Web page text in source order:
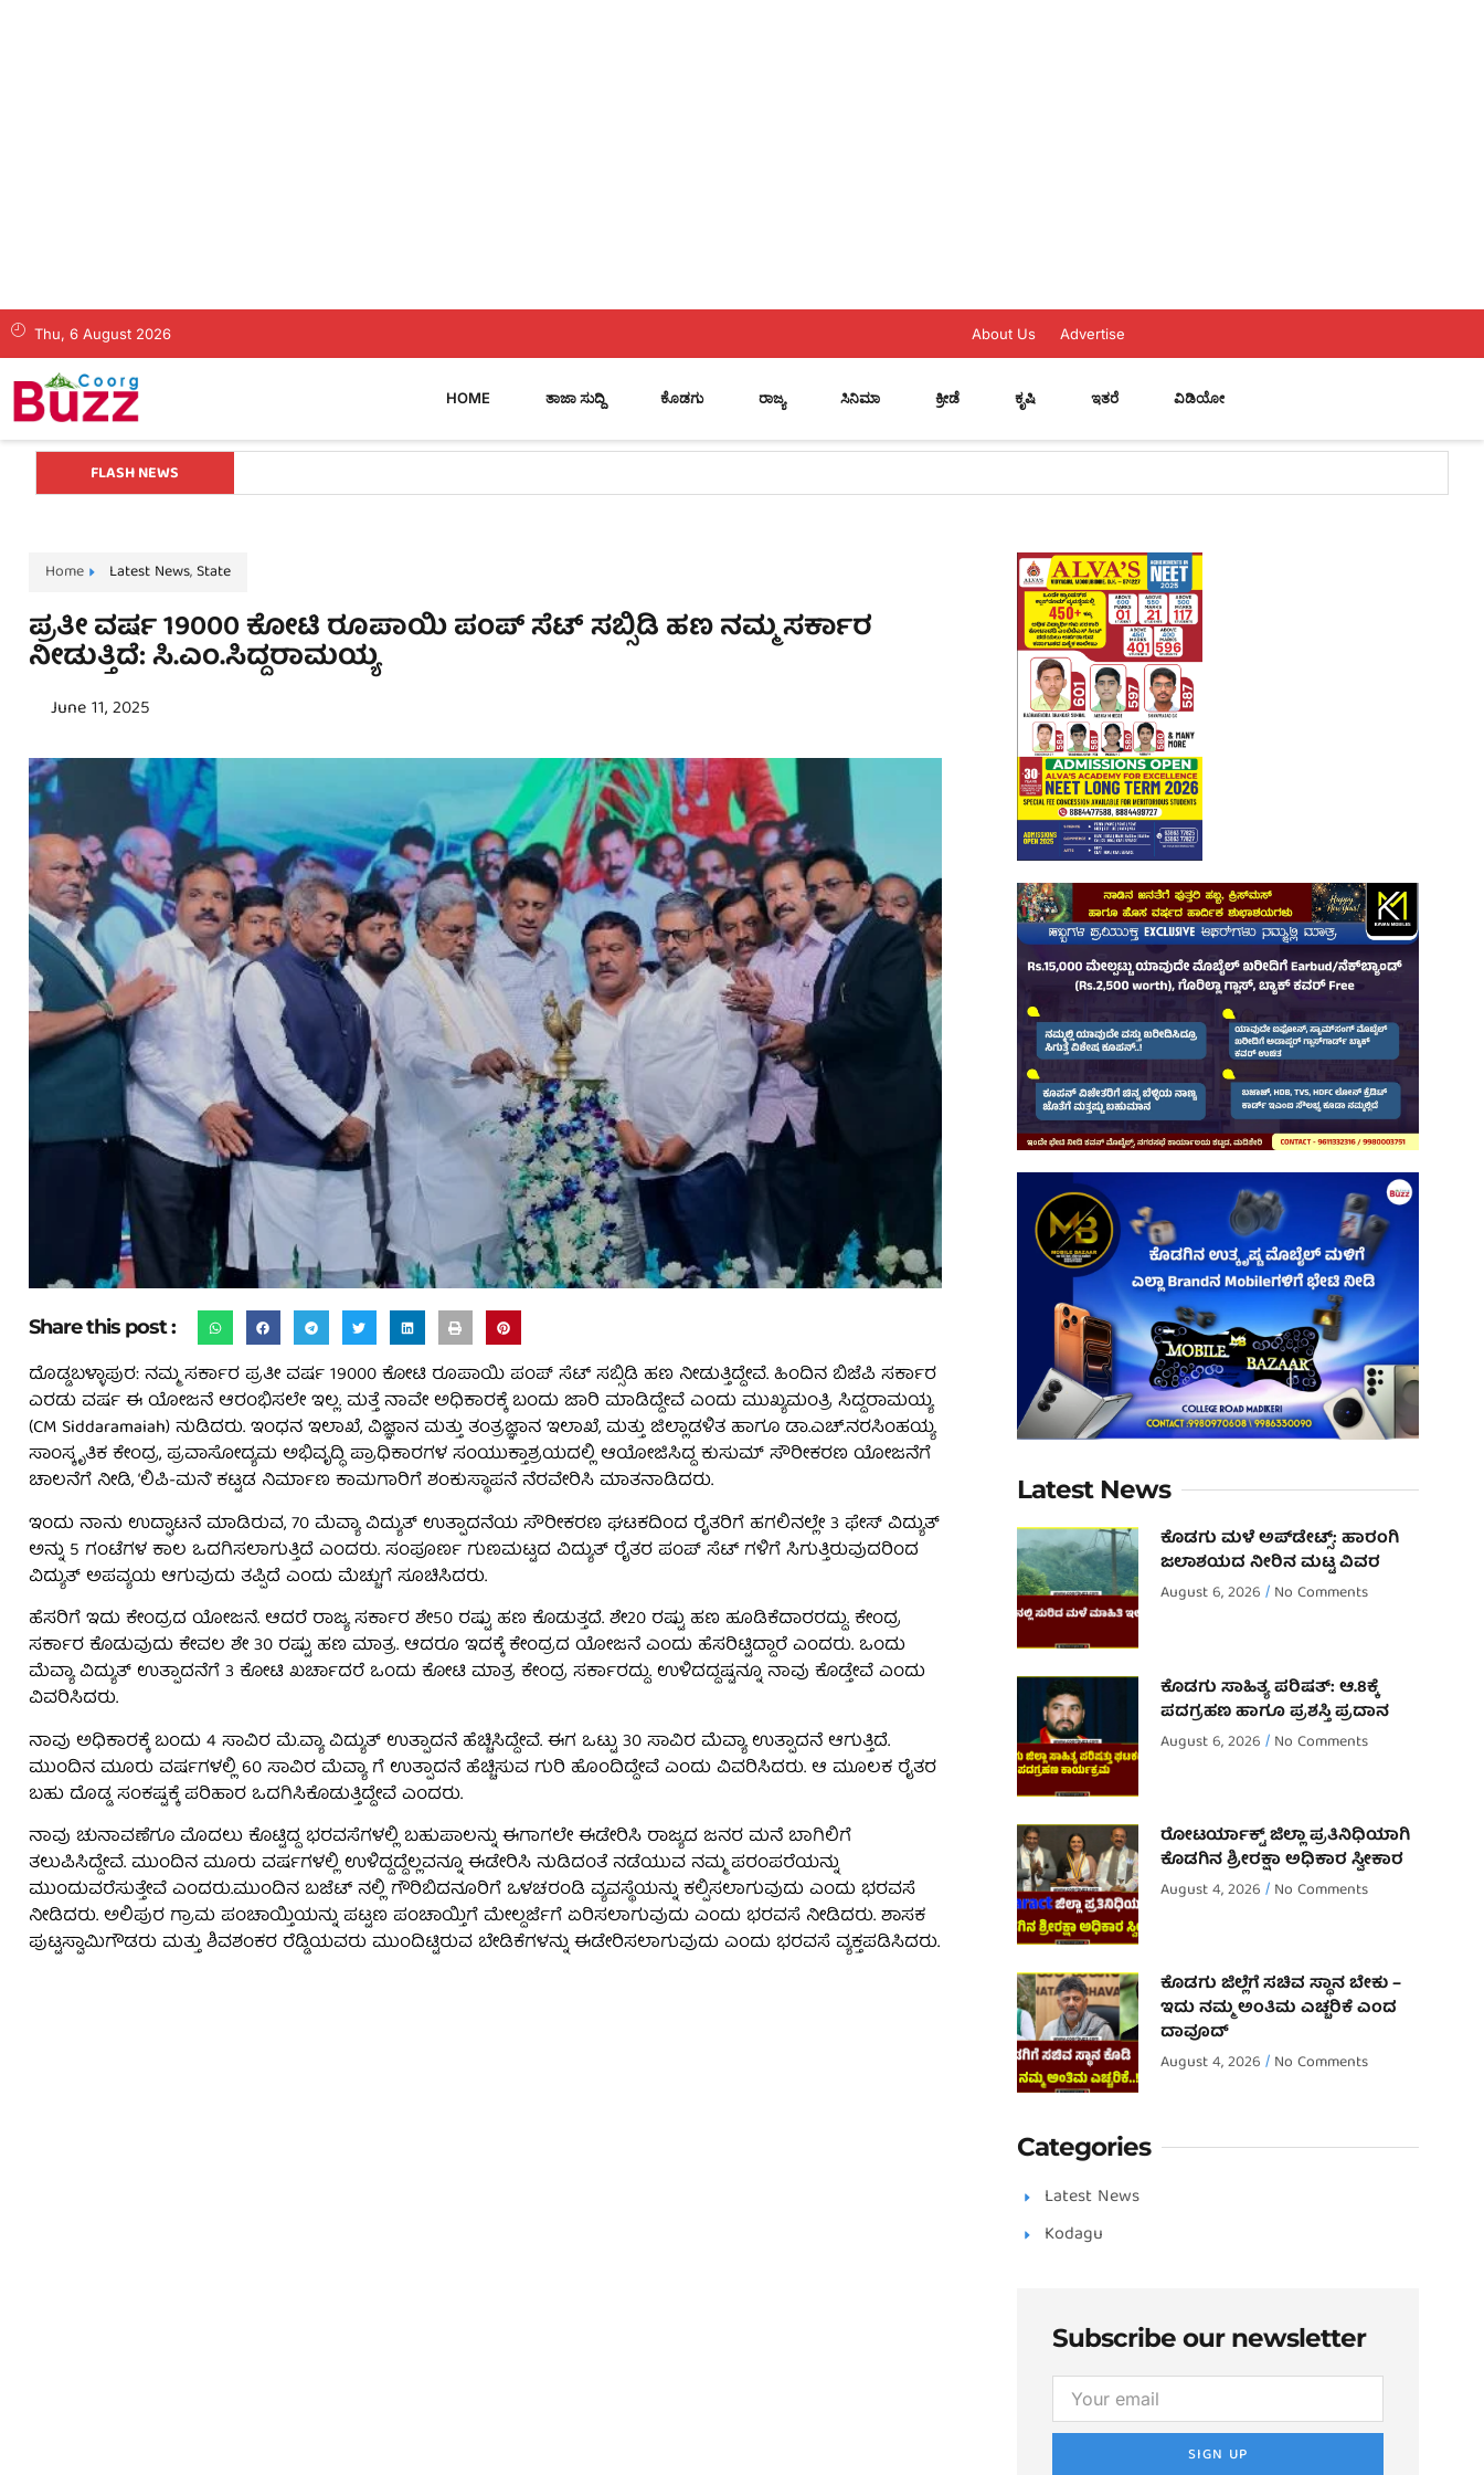
Thu, 6 August 2026 About Us Advertise
HOME ತಾಜಾ ಸುದ್ದಿ ಕೊಡಗು ರಾಜ್ಯ ಸಿನಿಮಾ ಕ್ರೀಡೆ ಕೃಷಿ ಇತರೆ ವಿಡಿಯೋ
FLASH NEWS
Home Latest News,State
ಪ್ರತೀ ವರ್ಷ 19000 ಕೋಟಿ ರೂಪಾಯಿ ಪಂಪ್ ಸೆಟ್ ಸಬ್ಸಿಡಿ ಹಣ ನಮ್ಮ‌ ಸರ್ಕಾರ
ನೀಡುತ್ತಿದೆ: ಸಿ.ಎಂ.ಸಿದ್ದರಾಮಯ್ಯ
June 11, 2025
Share this post :
ದೊಡ್ಡಬಳ್ಳಾಪುರ: ನಮ್ಮ ಸರ್ಕಾರ ಪ್ರತೀ ವರ್ಷ 19000 ಕೋಟಿ ರೂಪಾಯಿ ಪಂಪ್ ಸೆಟ್ ಸಬ್ಸಿಡಿ ಹಣ ನೀಡುತ್ತಿದ್ದೇವೆ. ಹಿಂದಿನ ಬಿಜೆಪಿ ಸರ್ಕಾರ
ಎರಡು ವರ್ಷ ಈ ಯೋಜನೆ ಆರಂಭಿಸಲೇ ಇಲ್ಲ. ಮತ್ತೆ ನಾವೇ ಅಧಿಕಾರಕ್ಕೆ ಬಂದು ಜಾರಿ ಮಾಡಿದ್ದೇವೆ ಎಂದು ಮುಖ್ಯಮಂತ್ರಿ ಸಿದ್ದರಾಮಯ್ಯ
(CM Siddaramaiah) ನುಡಿದರು. ಇಂಧನ ಇಲಾಖೆ, ವಿಜ್ಞಾನ ಮತ್ತು ತಂತ್ರಜ್ಞಾನ ಇಲಾಖೆ, ಮತ್ತು ಜಿಲ್ಲಾಡಳಿತ ಹಾಗೂ ಡಾ.ಎಚ್.ನರಸಿಂಹಯ್ಯ
ಸಾಂಸ್ಕೃತಿಕ ಕೇಂದ್ರ, ಪ್ರವಾಸೋದ್ಯಮ ಅಭಿವೃದ್ಧಿ ಪ್ರಾಧಿಕಾರಗಳ ಸಂಯುಕ್ತಾಶ್ರಯದಲ್ಲಿ ಆಯೋಜಿಸಿದ್ದ ಕುಸುಮ್ ಸೌರೀಕರಣ ಯೋಜನೆಗೆ
ಚಾಲನೆಗೆ ನೀಡಿ, ‘ಲಿಪಿ-ಮನೆ’ ಕಟ್ಟಡ ನಿರ್ಮಾಣ ಕಾಮಗಾರಿಗೆ ಶಂಕುಸ್ಥಾಪನೆ ನೆರವೇರಿಸಿ ಮಾತನಾಡಿದರು.
ಇಂದು ನಾನು ಉದ್ಘಾಟನೆ ಮಾಡಿರುವ, 70 ಮೆವ್ಯಾ ವಿದ್ಯುತ್ ಉತ್ಪಾದನೆಯ ಸೌರೀಕರಣ ಘಟಕದಿಂದ ರೈತರಿಗೆ ಹಗಲಿನಲ್ಲೇ 3 ಫೇಸ್ ವಿದ್ಯುತ್
ಅನ್ನು 5 ಗಂಟೆಗಳ ಕಾಲ ಒದಗಿಸಲಾಗುತ್ತಿದೆ ಎಂದರು. ಸಂಪೂರ್ಣ ಗುಣಮಟ್ಟದ ವಿದ್ಯುತ್ ರೈತರ ಪಂಪ್ ಸೆಟ್ ಗಳಿಗೆ ಸಿಗುತ್ತಿರುವುದರಿಂದ
ವಿದ್ಯುತ್ ಅಪವ್ಯಯ ಆಗುವುದು ತಪ್ಪಿದೆ ಎಂದು ಮೆಚ್ಚುಗೆ ಸೂಚಿಸಿದರು.
ಹೆಸರಿಗೆ ಇದು ಕೇಂದ್ರದ ಯೋಜನೆ. ಆದರೆ ರಾಜ್ಯ ಸರ್ಕಾರ ಶೇ50 ರಷ್ಟು ಹಣ ಕೊಡುತ್ತದೆ. ಶೇ20 ರಷ್ಟು ಹಣ ಹೂಡಿಕೆದಾರರದ್ದು. ಕೇಂದ್ರ
ಸರ್ಕಾರ ಕೊಡುವುದು ಕೇವಲ ಶೇ 30 ರಷ್ಟು ಹಣ ಮಾತ್ರ. ಆದರೂ ಇದಕ್ಕೆ ಕೇಂದ್ರದ ಯೋಜನೆ ಎಂದು ಹೆಸರಿಟ್ಟಿದ್ದಾರೆ ಎಂದರು. ಒಂದು
ಮೆವ್ಯಾ ವಿದ್ಯುತ್ ಉತ್ಪಾದನೆಗೆ 3 ಕೋಟಿ ಖರ್ಚಾದರೆ ಒಂದು ಕೋಟಿ ಮಾತ್ರ ಕೇಂದ್ರ ಸರ್ಕಾರದ್ದು. ಉಳಿದದ್ದಷ್ಟನ್ನೂ ನಾವು ಕೊಡ್ತೇವೆ ಎಂದು
ವಿವರಿಸಿದರು.
ನಾವು ಅಧಿಕಾರಕ್ಕೆ ಬಂದು 4 ಸಾವಿರ ಮೆ.ವ್ಯಾ ವಿದ್ಯುತ್ ಉತ್ಪಾದನೆ ಹೆಚ್ಚಿಸಿದ್ದೇವೆ. ಈಗ ಒಟ್ಟು 30 ಸಾವಿರ ಮೆವ್ಯಾ ಉತ್ಪಾದನೆ ಆಗುತ್ತಿದೆ.
ಮುಂದಿನ ಮೂರು ವರ್ಷಗಳಲ್ಲಿ 60 ಸಾವಿರ ಮೆವ್ಯಾ ಗೆ ಉತ್ಪಾದನೆ ಹೆಚ್ಚಿಸುವ ಗುರಿ ಹೊಂದಿದ್ದೇವೆ ಎಂದು ವಿವರಿಸಿದರು. ಆ ಮೂಲಕ ರೈತರ
ಬಹು ದೊಡ್ಡ ಸಂಕಷ್ಟಕ್ಕೆ ಪರಿಹಾರ ಒದಗಿಸಿಕೊಡುತ್ತಿದ್ದೇವೆ ಎಂದರು.
ನಾವು ಚುನಾವಣೆಗೂ ಮೊದಲು ಕೊಟ್ಟಿದ್ದ ಭರವಸೆಗಳಲ್ಲಿ ಬಹುಪಾಲನ್ನು ಈಗಾಗಲೇ ಈಡೇರಿಸಿ ರಾಜ್ಯದ ಜನರ ಮನೆ ಬಾಗಿಲಿಗೆ
ತಲುಪಿಸಿದ್ದೇವೆ. ಮುಂದಿನ ಮೂರು ವರ್ಷಗಳಲ್ಲಿ ಉಳಿದ್ದದ್ದೆಲ್ಲವನ್ನೂ ಈಡೇರಿಸಿ ನುಡಿದಂತೆ ನಡೆಯುವ ನಮ್ಮ ಪರಂಪರೆಯನ್ನು
ಮುಂದುವರೆಸುತ್ತೇವೆ ಎಂದರು.ಮುಂದಿನ ಬಜೆಟ್ ನಲ್ಲಿ ಗೌರಿಬಿದನೂರಿಗೆ ಒಳಚರಂಡಿ ವ್ಯವಸ್ಥೆಯನ್ನು ಕಲ್ಪಿಸಲಾಗುವುದು ಎಂದು ಭರವಸೆ
ನೀಡಿದರು. ಅಲಿಪುರ ಗ್ರಾಮ ಪಂಚಾಯ್ತಿಯನ್ನು ಪಟ್ಟಣ ಪಂಚಾಯ್ತಿಗೆ ಮೇಲ್ದರ್ಜೆಗೆ ಏರಿಸಲಾಗುವುದು ಎಂದು ಭರವಸೆ ನೀಡಿದರು. ಶಾಸಕ
ಪುಟ್ಟಸ್ವಾಮಿಗೌಡರು ಮತ್ತು ಶಿವಶಂಕರ ರೆಡ್ಡಿಯವರು ಮುಂದಿಟ್ಟಿರುವ ಬೇಡಿಕೆಗಳನ್ನು ಈಡೇರಿಸಲಾಗುವುದು ಎಂದು ಭರವಸೆ ವ್ಯಕ್ತಪಡಿಸಿದರು.
Latest News
ಕೊಡಗು ಮಳೆ ಅಪ್‌ಡೇಟ್ಸ್: ಹಾರಂಗಿ
ಜಲಾಶಯದ ನೀರಿನ ಮಟ್ಟ ವಿವರ
August 6, 2026 No Comments
ಕೊಡಗು ಸಾಹಿತ್ಯ ಪರಿಷತ್: ಆ.8ಕ್ಕೆ
ಪದಗ್ರಹಣ ಹಾಗೂ ಪ್ರಶಸ್ತಿ ಪ್ರದಾನ
August 6, 2026 No Comments
ರೋಟರ್ಯಾಕ್ಟ್ ಜಿಲ್ಲಾ ಪ್ರತಿನಿಧಿಯಾಗಿ
ಕೊಡಗಿನ ಶ್ರೀರಕ್ಷಾ ಅಧಿಕಾರ ಸ್ವೀಕಾರ
August 4, 2026 No Comments
ಕೊಡಗು ಜಿಲ್ಲೆಗೆ ಸಚಿವ ಸ್ಥಾನ ಬೇಕು –
ಇದು ನಮ್ಮ ಅಂತಿಮ ಎಚ್ಚರಿಕೆ ಎಂದ
ದಾವೂದ್ ‌
August 4, 2026 No Comments
Categories
Latest News
Kodagu
Subscribe our newsletter
SIGN UP